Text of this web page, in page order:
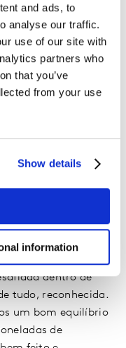
and ads, to
analyse our traffic.
use of our site with
partners who
that you’ve
from your use
Show details
information
negociador eficaz, a
Se você
de
melhor estudo ou
a ele para
e ajudá-lo a
a maneira como
Kantar.
decidiu voltar a
dentro de
tudo, reconhecida.
um bom equilíbrio
de